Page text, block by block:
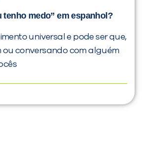
tenho medo” em espanhol?
universal e pode ser que,
ou conversando com alguém